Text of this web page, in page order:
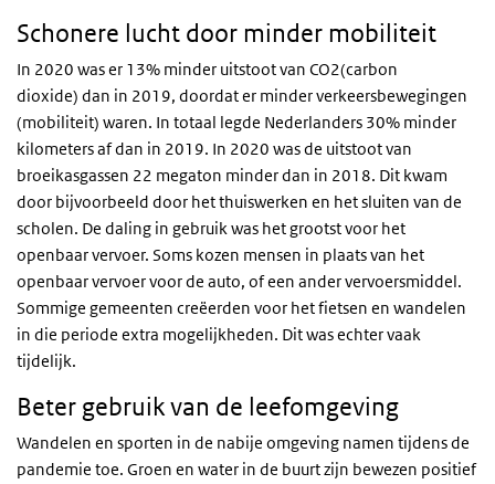
Schonere lucht door minder mobiliteit
In 2020 was er 13% minder uitstoot van CO2(carbon
dioxide) dan in 2019, doordat er minder verkeersbewegingen
(mobiliteit) waren. In totaal legde Nederlanders 30% minder
kilometers af dan in 2019. In 2020 was de uitstoot van
broeikasgassen 22 megaton minder dan in 2018. Dit kwam
door bijvoorbeeld door het thuiswerken en het sluiten van de
scholen. De daling in gebruik was het grootst voor het
openbaar vervoer. Soms kozen mensen in plaats van het
openbaar vervoer voor de auto, of een ander vervoersmiddel.
Sommige gemeenten creëerden voor het fietsen en wandelen
in die periode extra mogelijkheden. Dit was echter vaak
tijdelijk.
Beter gebruik van de leefomgeving
Wandelen en sporten in de nabije omgeving namen tijdens de
pandemie toe. Groen en water in de buurt zijn bewezen positief